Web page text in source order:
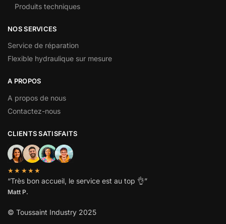
Produits techniques
NOS SERVICES
Service de réparation
Flexible hydraulique sur mesure
A PROPOS
A propos de nous
Contactez-nous
CLIENTS SATISFAITS
★★★★★
“Très bon accueil, le service est au top 👌”
Matt P.
© Toussaint Industry 2025